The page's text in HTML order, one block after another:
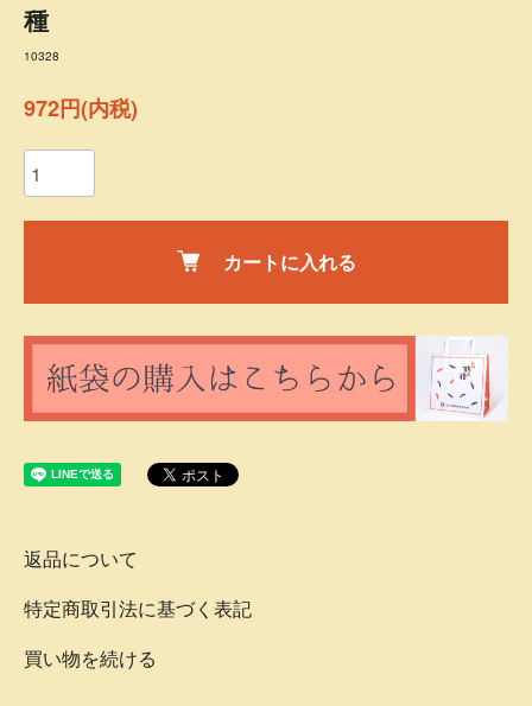
種
10328
972円(内税)
カートに入れる
返品について
特定商取引法に基づく表記
買い物を続ける